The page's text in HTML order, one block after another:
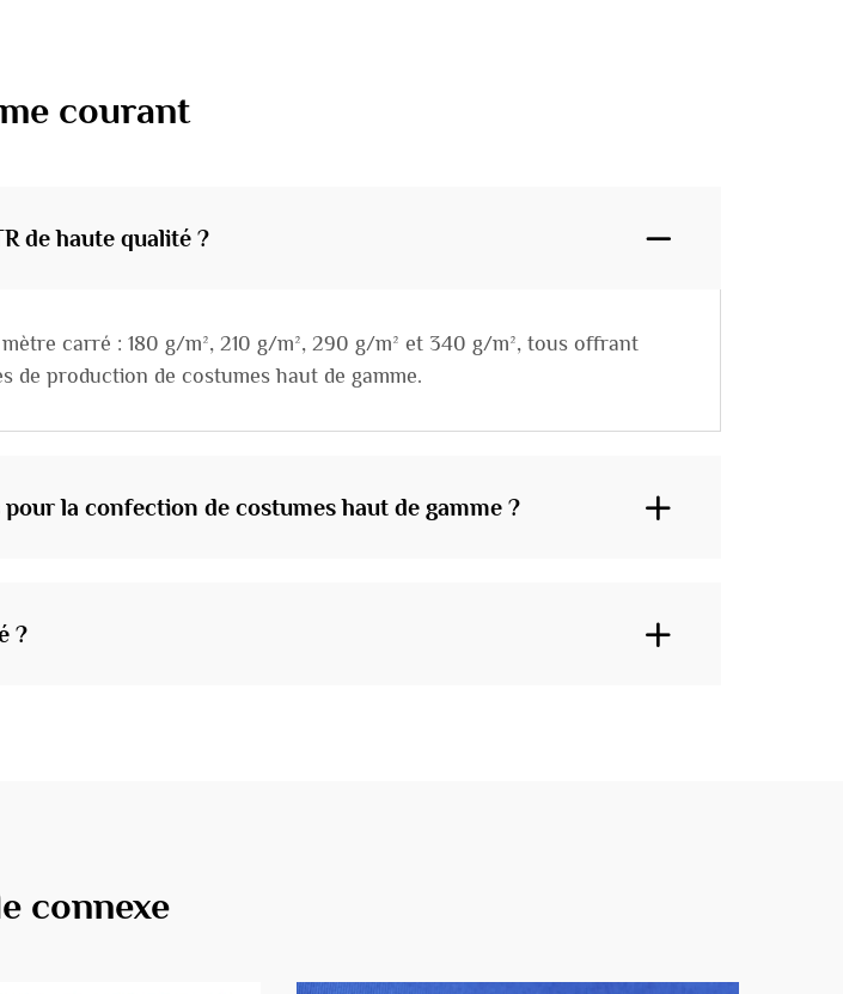
courant
de haute qualité ?
carré : 180 g/m², 210 g/m², 290 g/m² et 340 g/m², tous offrant
de production de costumes haut de gamme.
la confection de costumes haut de gamme ?
?
connexe